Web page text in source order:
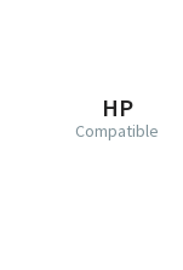
HP
Compatible